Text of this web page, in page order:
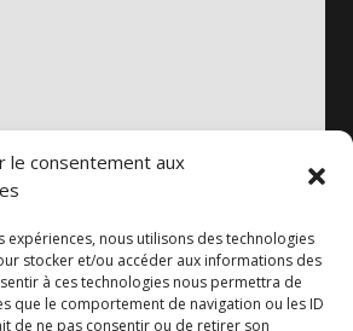
le consentement aux
expériences, nous utilisons des technologies
stocker et/ou accéder aux informations des
à ces technologies nous permettra de
que le comportement de navigation ou les ID
de ne pas consentir ou de retirer son